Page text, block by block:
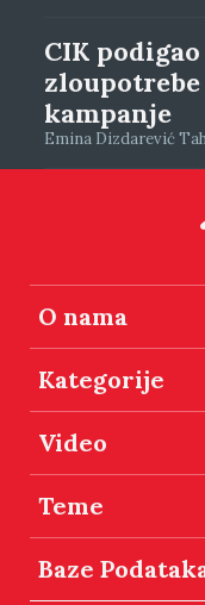
CIK
kampanje
Emina Dizdarević
O nama
Kategorije
Video
Teme
Baze